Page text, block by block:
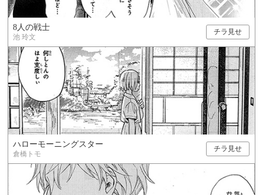
8人の戦士
池 玲文
チラ見せ
ハローモーニングスター
倉橋トモ
チラ見せ